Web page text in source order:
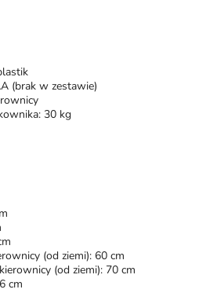
(brak w zestawie)
30 kg
(od ziemi): 60 cm
(od ziemi): 70 cm
cm